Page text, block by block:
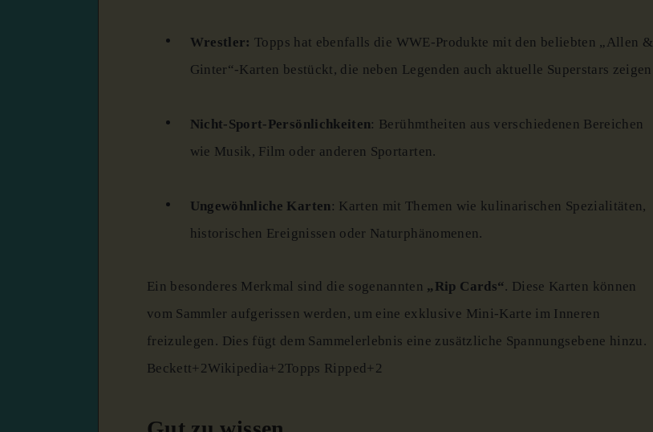
Wrestler: Topps hat ebenfalls die WWE-Produkte mit den beliebten „Allen &
Ginter“​-Karten bestückt, die neben Legenden auch aktuelle Superstars zeigen
Nicht-Sport-Persönlichkeiten: Berühmtheiten aus verschiedenen Bereichen
wie Musik, Film oder anderen Sportarten.
Ungewöhnliche Karten: Karten mit Themen wie kulinarischen Spezialitäten,
historischen Ereignissen oder Naturphänomenen.
Ein besonderes Merkmal sind die sogenannten „Rip Cards“. Diese Karten können
vom Sammler aufgerissen werden, um eine exklusive Mini-Karte im Inneren
freizulegen. Dies fügt dem Sammelerlebnis eine zusätzliche Spannungsebene hinzu.
Beckett+2Wikipedia+2Topps Ripped+2